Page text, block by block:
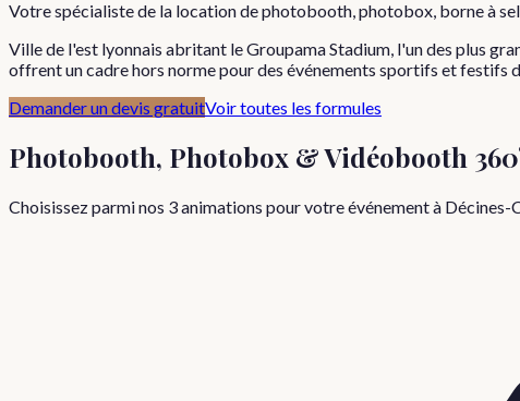
Votre spécialiste de la location de photobooth, photobox, borne à
Ville de l'est lyonnais abritant le Groupama Stadium, l'un des plus
offrent un cadre hors norme pour des événements sportifs et festifs
Demander un devis gratuitVoir toutes les formules
Photobooth, Photobox & Vidéobooth
Choisissez parmi nos 3 animations pour votre événement à Décines-